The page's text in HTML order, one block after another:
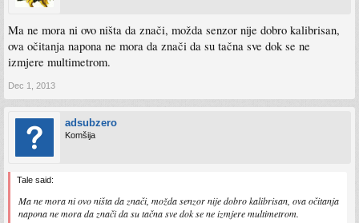
Ma ne mora ni ovo ništa da znači, možda senzor nije dobro kalibrisan,
ova očitanja napona ne mora da znači da su tačna sve dok se ne
izmjere multimetrom.
Dec 1, 2013
adsubzero
Komšija
Tale said:
Ma ne mora ni ovo ništa da znači, možda senzor nije dobro kalibrisan, ova očitanja
napona ne mora da znači da su tačna sve dok se ne izmjere multimetrom.